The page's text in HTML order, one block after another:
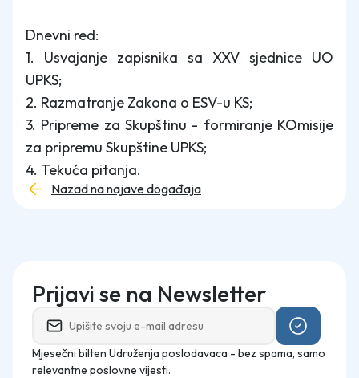
Dnevni red:
1. Usvajanje zapisnika sa XXV sjednice UO
UPKS;
2. Razmatranje Zakona o ESV-u KS;
3. Pripreme za Skupštinu - formiranje KOmisije
za pripremu Skupštine UPKS;
4. Tekuća pitanja.
Nazad na najave događaja
Prijavi se na Newsletter
Mjesečni bilten Udruženja poslodavaca - bez spama, samo
relevantne poslovne vijesti.